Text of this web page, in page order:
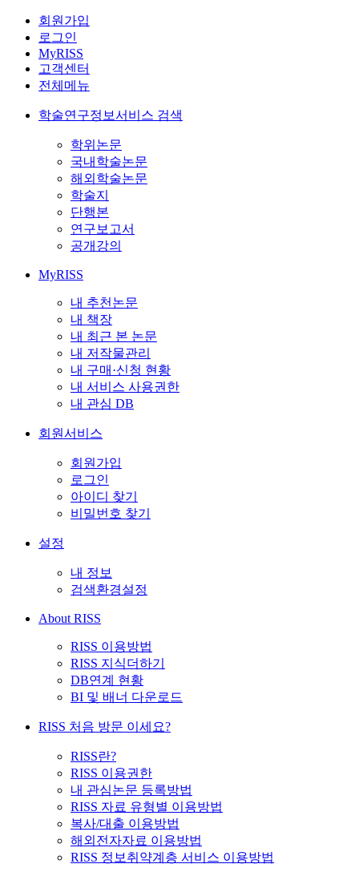
회원가입
로그인
MyRISS
고객센터
전체메뉴
학술연구정보서비스 검색
학위논문
국내학술논문
해외학술논문
학술지
단행본
연구보고서
공개강의
MyRISS
내 추천논문
내 책장
내 최근 본 논문
내 저작물관리
내 구매·신청 현황
내 서비스 사용권한
내 관심 DB
회원서비스
회원가입
로그인
아이디 찾기
비밀번호 찾기
설정
내 정보
검색환경설정
About RISS
RISS 이용방법
RISS 지식더하기
DB연계 현황
BI 및 배너 다운로드
RISS 처음 방문 이세요?
RISS란?
RISS 이용권한
내 관심논문 등록방법
RISS 자료 유형별 이용방법
복사/대출 이용방법
해외전자자료 이용방법
RISS 정보취약계층 서비스 이용방법